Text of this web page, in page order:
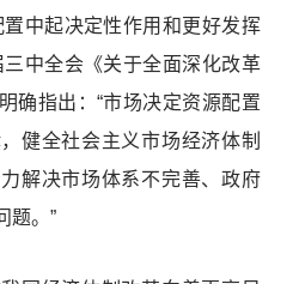
中起决定性作用和更好发挥
中全会《关于全面深化改革
确指出：“市场决定资源配置
健全社会主义市场经济体制
解决市场体系不完善、政府
题。”